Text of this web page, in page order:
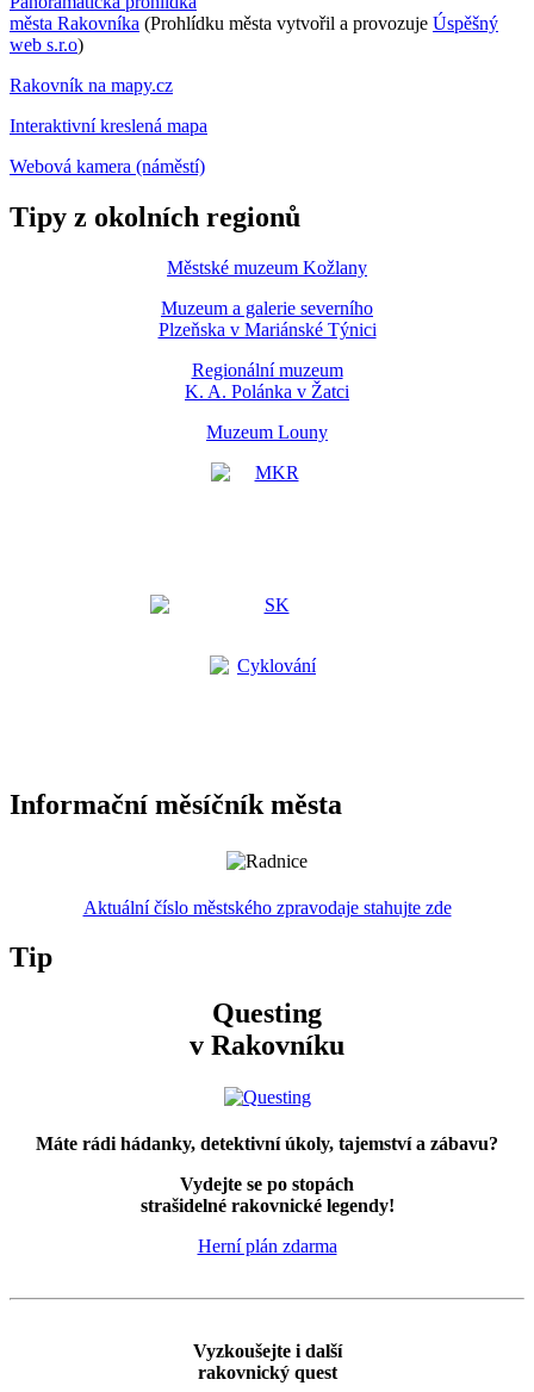
města Rakovníka (Prohlídku města vytvořil a provozuje Úspěšný
web s.r.o)
Rakovník na mapy.cz
Interaktivní kreslená mapa
Webová kamera (náměstí)
Tipy z okolních regionů
Městské muzeum Kožlany
Muzeum a galerie severního
Plzeňska v Mariánské Týnici
Regionální muzeum
K. A. Polánka v Žatci
Muzeum Louny
Informační měsíčník města
Aktuální číslo městského zpravodaje stahujte zde
Tip
Questing
v Rakovníku
Máte rádi hádanky, detektivní úkoly, tajemství a zábavu?
Vydejte se po stopách
strašidelné rakovnické legendy!
Herní plán zdarma
Vyzkoušejte i další
rakovnický quest